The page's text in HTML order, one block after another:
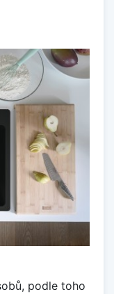
podle toho